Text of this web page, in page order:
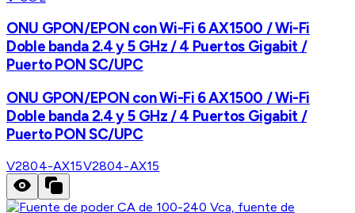
ONU GPON/EPON con Wi-Fi 6 AX1500 / Wi-Fi
Doble banda 2.4 y 5 GHz / 4 Puertos Gigabit /
Puerto PON SC/UPC
ONU GPON/EPON con Wi-Fi 6 AX1500 / Wi-Fi
Doble banda 2.4 y 5 GHz / 4 Puertos Gigabit /
Puerto PON SC/UPC
V2804-AX15V2804-AX15